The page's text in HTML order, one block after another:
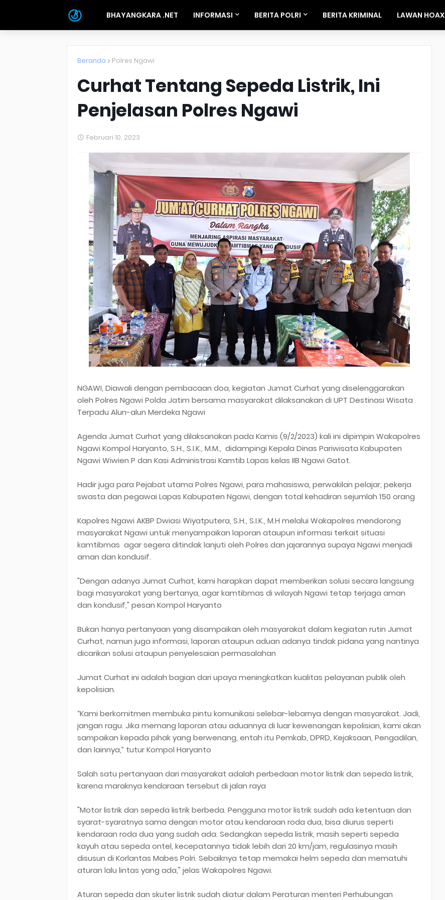
BHAYANGKARA .NET INFORMASI BERITA POLRI BERITA KRIMINAL LAWAN HOAX
Beranda Polres Ngawi
Curhat Tentang Sepeda Listrik, Ini
Penjelasan Polres Ngawi
Februari 10, 2023
NGAWI, Diawali dengan pembacaan doa, kegiatan Jumat Curhat yang diselenggarakan
oleh Polres Ngawi Polda Jatim bersama masyarakat dilaksanakan di UPT Destinasi Wisata
Terpadu Alun-alun Merdeka Ngawi
Agenda Jumat Curhat yang dilaksanakan pada Kamis (9/2/2023) kali ini dipimpin Wakapolres
Ngawi Kompol Haryanto, S.H., S.I.K., M.M., didampingi Kepala Dinas Pariwisata Kabupaten
Ngawi Wiwien P dan Kasi Administrasi Kamtib Lapas kelas IIB Ngawi Gatot.
Hadir juga para Pejabat utama Polres Ngawi, para mahasiswa, perwakilan pelajar, pekerja
swasta dan pegawai Lapas Kabupaten Ngawi, dengan total kehadiran sejumlah 150 orang
Kapolres Ngawi AKBP Dwiasi Wiyatputera, S.H., S.I.K., M.H melalui Wakapolres mendorong
masyarakat Ngawi untuk menyampaikan laporan ataupun informasi terkait situasi
kamtibmas agar segera ditindak lanjuti oleh Polres dan jajarannya supaya Ngawi menjadi
aman dan kondusif.
"Dengan adanya Jumat Curhat, kami harapkan dapat memberikan solusi secara langsung
bagi masyarakat yang bertanya, agar kamtibmas di wilayah Ngawi tetap terjaga aman
dan kondusif," pesan Kompol Haryanto
Bukan hanya pertanyaan yang disampaikan oleh masyarakat dalam kegiatan rutin Jumat
Curhat, namun juga informasi, laporan ataupun aduan adanya tindak pidana yang nantinya
dicarikan solusi ataupun penyelesaian permasalahan
Jumat Curhat ini adalah bagian dari upaya meningkatkan kualitas pelayanan publik oleh
kepolisian.
“Kami berkomitmen membuka pintu komunikasi selebar-lebarnya dengan masyarakat. Jadi,
jangan ragu. Jika memang laporan atau aduannya di luar kewenangan kepolisian, kami akan
sampaikan kepada pihak yang berwenang, entah itu Pemkab, DPRD, Kejaksaan, Pengadilan,
dan lainnya,” tutur Kompol Haryanto
Salah satu pertanyaan dari masyarakat adalah perbedaan motor listrik dan sepeda listrik,
karena maraknya kendaraan tersebut di jalan raya
"Motor listrik dan sepeda listrik berbeda. Pengguna motor listrik sudah ada ketentuan dan
syarat-syaratnya sama dengan motor atau kendaraan roda dua, bisa diurus seperti
kendaraan roda dua yang sudah ada. Sedangkan sepeda listrik, masih seperti sepeda
kayuh atau sepeda ontel, kecepatannya tidak lebih dari 20 km/jam, regulasinya masih
disusun di Korlantas Mabes Polri. Sebaiknya tetap memakai helm sepeda dan mematuhi
aturan lalu lintas yang ada," jelas Wakapolres Ngawi.
Aturan sepeda dan skuter listrik sudah diatur dalam Peraturan menteri Perhubungan